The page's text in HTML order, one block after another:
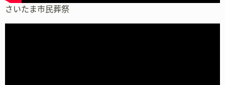
さいたま市民葬祭